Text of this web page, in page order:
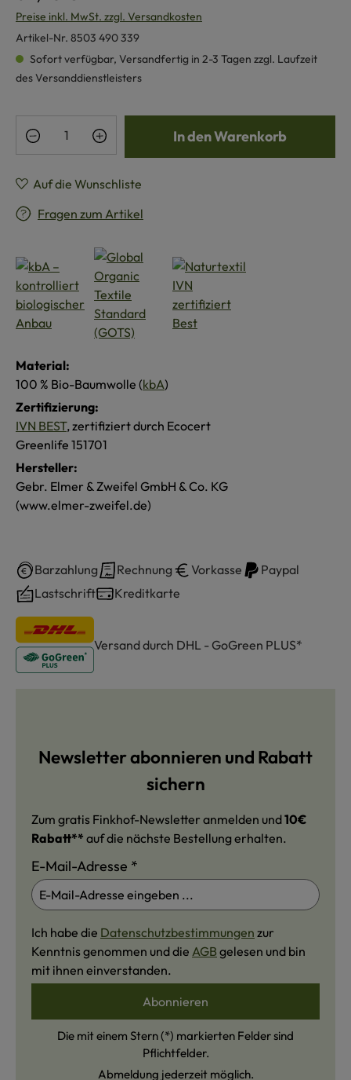
Preise inkl. MwSt. zzgl. Versandkosten
Artikel-Nr. 8503 490 339
Sofort verfügbar, Versandfertig in 2-3 Tagen zzgl. Laufzeit
des Versanddienstleisters
Produkt Anzahl: Gib den gewünschten
In den Warenkorb
Auf die Wunschliste
Fragen zum Artikel
Material:
100 % Bio-Baumwolle (kbA)
Zertifizierung:
IVN BEST, zertifiziert durch Ecocert
Greenlife 151701
Hersteller:
Gebr. Elmer & Zweifel GmbH & Co. KG
(www.elmer-zweifel.de)
Barzahlung Rechnung Vorkasse
Paypal
Lastschrift
Kreditkarte
Versand durch DHL - GoGreen PLUS*
Newsletter abonnieren und Rabatt
sichern
Zum gratis Finkhof-Newsletter anmelden und10€
Rabatt** auf die nächste Bestellung erhalten.
E-Mail-Adresse *
Ich habe die Datenschutzbestimmungen zur
Kenntnis genommen und die AGB gelesen und bin
mit ihnen einverstanden.
Abonnieren
Die mit einem Stern (*) markierten Felder sind
Pflichtfelder.
Abmeldung jederzeit möglich.